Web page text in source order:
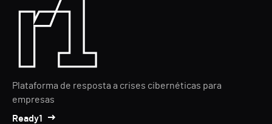
Plataforma de resposta a crises cibernéticas para
empresas
Ready1